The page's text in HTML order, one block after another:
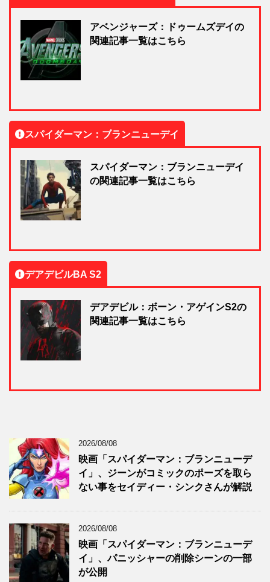
アベンジャーズ：ドゥームズデイの
関連記事一覧はこちら
スパイダーマン：ブランニューデイ
スパイダーマン：ブランニューデイ
の関連記事一覧はこちら
デアデビルBA S2
デアデビル：ボーン・アゲインS2の
関連記事一覧はこちら
2026/08/08
映画「スパイダーマン：ブランニューデ
イ」、ジーンがコミックのポーズを取ら
ない事をセイディー・シンクさんが解説
2026/08/08
映画「スパイダーマン：ブランニューデ
イ」、パニッシャーの削除シーンの一部
が公開